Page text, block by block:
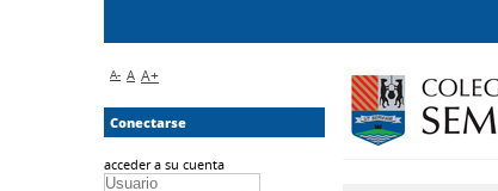
A- A A+
Conectarse
acceder a su cuenta